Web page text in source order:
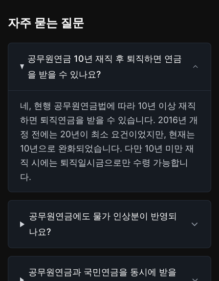
자주 묻는 질문
공무원연금 10년 재직 후 퇴직하면 연금
을 받을 수 있나요?
네, 현행 공무원연금법에 따라 10년 이상 재직
하면 퇴직연금을 받을 수 있습니다. 2016년 개
정 전에는 20년이 최소 요건이었지만, 현재는
10년으로 완화되었습니다. 다만 10년 미만 재
직 시에는 퇴직일시금으로만 수령 가능합니
다.
공무원연금에도 물가 인상분이 반영되
나요?
공무원연금과 국민연금을 동시에 받을